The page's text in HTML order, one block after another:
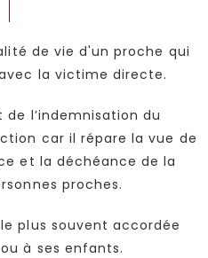
de vie d'un proche qui
la victime directe.
l’indemnisation du
car il répare la vue de
et la déchéance de la
proches.
plus souvent accordée
à ses enfants.